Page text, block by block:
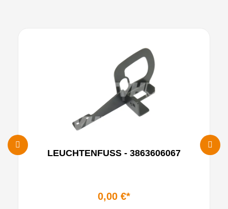
LEUCHTENFUSS - 3863606067
0,00 €*